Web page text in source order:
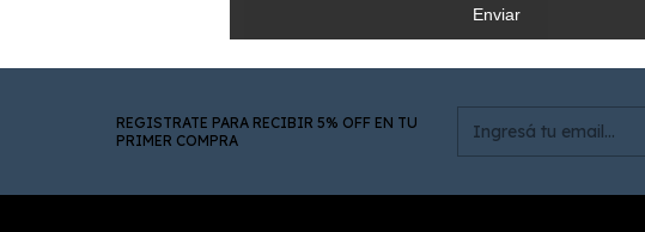
Enviar
REGISTRATE PARA RECIBIR 5% OFF EN TU
PRIMER COMPRA